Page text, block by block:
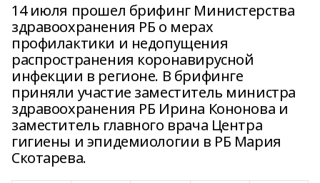
14 июля прошел брифинг Министерства
здравоохранения РБ о мерах
профилактики и недопущения
распространения коронавирусной
инфекции в регионе. В брифинге
приняли участие заместитель министра
здравоохранения РБ Ирина Кононова и
заместитель главного врача Центра
гигиены и эпидемиологии в РБ Мария
Скотарева.